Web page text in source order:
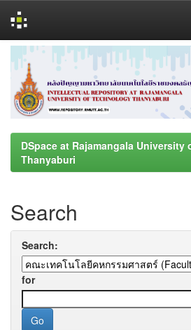
navigation
DSpace at Rajamangala University
Thanyaburi
Search
Search:
for